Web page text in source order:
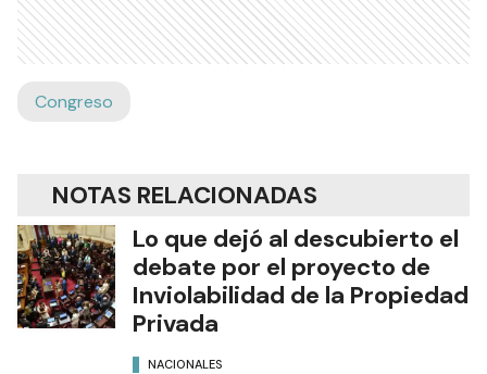
Congreso
NOTAS RELACIONADAS
Lo que dejó al descubierto el
debate por el proyecto de
Inviolabilidad de la Propiedad
Privada
NACIONALES